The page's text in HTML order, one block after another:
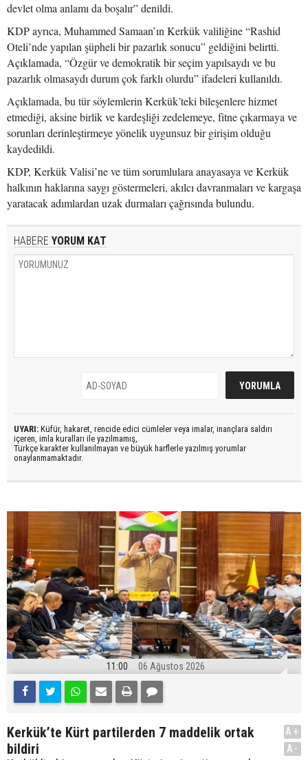
devlet olma anlamı da boşalır” denildi.
KDP ayrıca, Muhammed Samaan’ın Kerkük valiliğine “Rashid
Oteli’nde yapılan şüpheli bir pazarlık sonucu” geldiğini belirtti.
Açıklamada, “Özgür ve demokratik bir seçim yapılsaydı ve bu
pazarlık olmasaydı durum çok farklı olurdu” ifadeleri kullanıldı.
Açıklamada, bu tür söylemlerin Kerkük’teki bileşenlere hizmet
etmediği, aksine birlik ve kardeşliği zedelemeye, fitne çıkarmaya ve
sorunları derinleştirmeye yönelik uygunsuz bir girişim olduğu
kaydedildi.
KDP, Kerkük Valisi’ne ve tüm sorumlulara anayasaya ve Kerkük
halkının haklarına saygı göstermeleri, akılcı davranmaları ve kargaşa
yaratacak adımlardan uzak durmaları çağrısında bulundu.
HABERE YORUM KAT
UYARI: Küfür, hakaret, rencide edici cümleler veya imalar, inançlara saldırı
içeren, imla kuralları ile yazılmamış,
Türkçe karakter kullanılmayan ve büyük harflerle yazılmış yorumlar
onaylanmamaktadır.
11:00 06 Ağustos 2026
Kerkük’te Kürt partilerden 7 maddelik ortak
bildiri
A+
A-